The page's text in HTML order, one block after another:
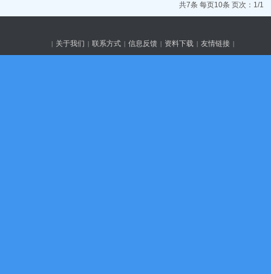
共7条 每页10条 页次：1/1
| 关于我们 | 联系方式 | 信息反馈 | 资料下载 | 友情链接 |